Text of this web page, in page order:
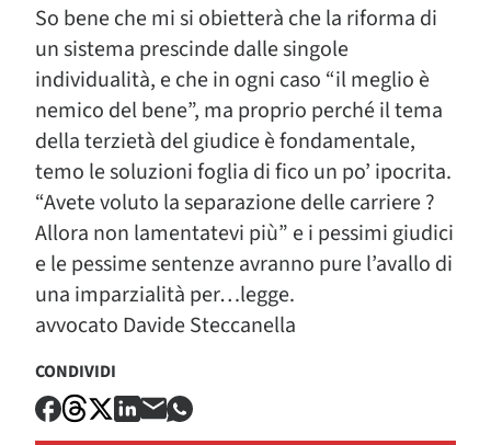
So bene che mi si obietterà che la riforma di
un sistema prescinde dalle singole
individualità, e che in ogni caso “il meglio è
nemico del bene”, ma proprio perché il tema
della terzietà del giudice è fondamentale,
temo le soluzioni foglia di fico un po’ ipocrita.
“Avete voluto la separazione delle carriere ?
Allora non lamentatevi più” e i pessimi giudici
e le pessime sentenze avranno pure l’avallo di
una imparzialità per…legge.
avvocato Davide Steccanella
CONDIVIDI